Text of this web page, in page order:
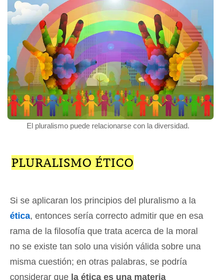
El pluralismo puede relacionarse con la diversidad.
PLURALISMO ÉTICO
Si se aplicaran los principios del pluralismo a la
ética, entonces sería correcto admitir que en esa
rama de la filosofía que trata acerca de la moral
no se existe tan solo una visión válida sobre una
misma cuestión; en otras palabras, se podría
considerar que la ética es una materia